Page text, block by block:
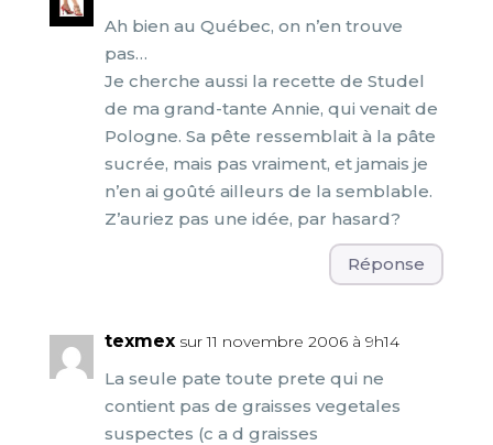
Ah bien au Québec, on n’en trouve
pas…
Je cherche aussi la recette de Studel
de ma grand-tante Annie, qui venait de
Pologne. Sa pête ressemblait à la pâte
sucrée, mais pas vraiment, et jamais je
n’en ai goûté ailleurs de la semblable.
Z’auriez pas une idée, par hasard?
Réponse
texmex sur 11 novembre 2006 à 9h14
La seule pate toute prete qui ne
contient pas de graisses vegetales
suspectes (c a d graisses